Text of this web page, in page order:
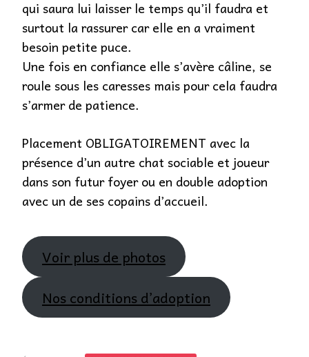
qui saura lui laisser le temps qu’il faudra et
surtout la rassurer car elle en a vraiment
besoin petite puce.
Une fois en confiance elle s’avère câline, se
roule sous les caresses mais pour cela faudra
s’armer de patience.
Placement OBLIGATOIREMENT avec la
présence d’un autre chat sociable et joueur
dans son futur foyer ou en double adoption
avec un de ses copains d’accueil.
Voir plus de photos
Nos conditions d’adoption